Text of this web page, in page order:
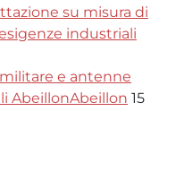
su misura di
industriali
e antenne
AbeillonAbeillon 15